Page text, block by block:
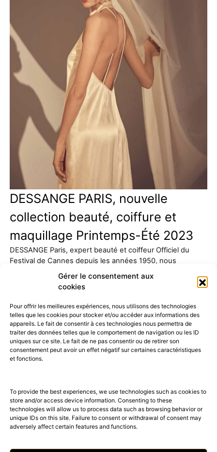
Gérer le consentement aux
cookies
Pour offrir les meilleures expériences, nous utilisons des technologies
telles que les cookies pour stocker et/ou accéder aux informations des
appareils. Le fait de consentir à ces technologies nous permettra de
traiter des données telles que le comportement de navigation ou les ID
uniques sur ce site. Le fait de ne pas consentir ou de retirer son
consentement peut avoir un effet négatif sur certaines caractéristiques
et fonctions.
To provide the best experiences, we use technologies such as cookies to
store and/or access device information. Consenting to these
technologies will allow us to process data such as browsing behavior or
unique IDs on this site. Failure to consent or withdrawal of consent may
adversely affect certain features and functions.
DESSANGE PARIS, nouvelle
collection beauté, coiffure et
maquillage Printemps-Été 2023
DESSANGE Paris, expert beauté et coiffeur Officiel du
Festival de Cannes depuis les années 1950, nous
52K 15K